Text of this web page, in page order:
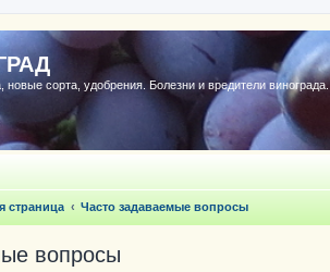
новые сорта, удобрения. Болезни и вредители винограда.
страница Часто задаваемые вопросы
вопросы